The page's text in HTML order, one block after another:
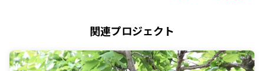
関連プロジェクト